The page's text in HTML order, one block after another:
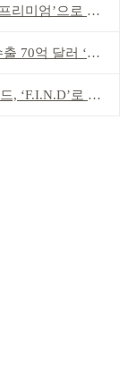
’으로 승부걸어야
달러 ‘역대 최고’
로 읽는다